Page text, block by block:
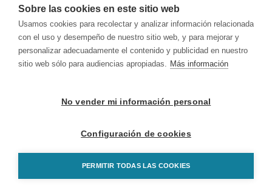
Sobre las cookies en este sitio web
Usamos cookies para recolectar y analizar información relacionada
con el uso y desempeño de nuestro sitio web, y para mejorar y
personalizar adecuadamente el contenido y publicidad en nuestro
sitio web sólo para audiencias apropiadas. Más información
No vender mi información personal
Configuración de cookies
PERMITIR TODAS LAS COOKIES